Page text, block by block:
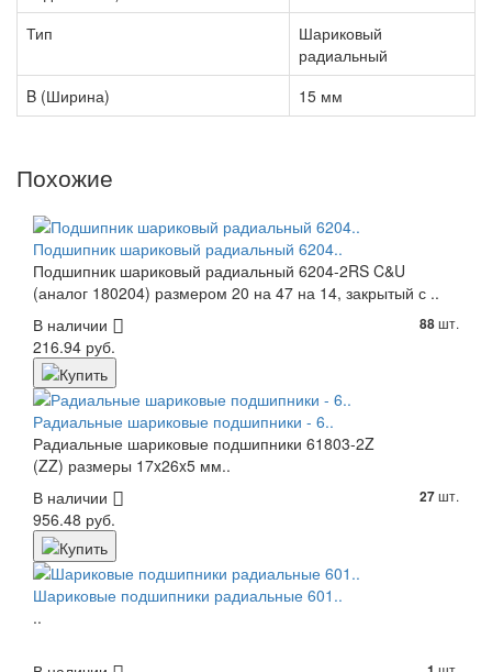
Тип
Шариковый
радиальный
B (Ширина)
15 мм
Похожие
Подшипник шариковый радиальный 6204..
Подшипник шариковый радиальный 6204-2RS C&U
(аналог 180204) размером 20 на 47 на 14, закрытый с ..
В наличии
88шт.
216.94 руб.
Радиальные шариковые подшипники - 6..
Радиальные шариковые подшипники 61803-2Z
(ZZ) размеры 17x26x5 мм..
В наличии
27шт.
956.48 руб.
Шариковые подшипники радиальные 601..
..